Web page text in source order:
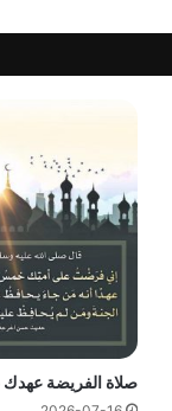
صلاة الفريضة عهدك